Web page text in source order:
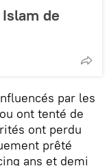
de
par les
ont tenté de
ont perdu
prêté
ans et demi